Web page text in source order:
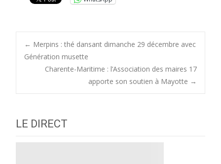
Post
navigation
← Merpins : thé dansant dimanche 29 décembre avec
Génération musette
Charente-Maritime : l’Association des maires 17
apporte son soutien à Mayotte →
LE DIRECT